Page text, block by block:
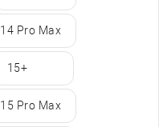
14 Pro Max
15+
15 Pro Max